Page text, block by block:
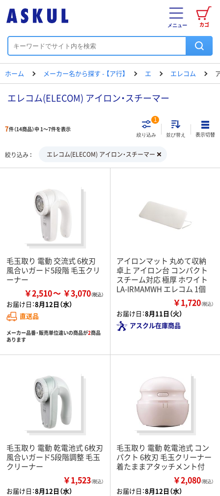
カゴ
メニュー
ホーム メーカー名から探す - 【ア行】 エ エレコム
エレコム(ELECOM) アイロン・スチーマー
7件（14商品）中 1～7件を表示
絞り込み
1
並び替え 表示切替
絞り込み エレコム(ELECOM) アイロン・スチーマー
毛玉取り 電動 交流式 6枚刃
風合いガード5段階 毛玉クリ
ーナー
￥2,510 ￥3,070
お届け日：8月12日（水）
直送品
メーカー品番・販売単位違いの商品が2商品
あります
アイロンマット 丸めて収納
卓上 アイロン台 コンパクト
スチーム対応 極厚 ホワイト
LA-IRMAMWH エレコム 1個
￥1,720（税込）
お届け日：8月11日（火）
アスクル在庫商品
毛玉取り 電動 乾電池式 6枚刃
風合いガード5段階調整 毛玉
クリーナー
￥1,523（税込）
お届け日：8月12日（水）
毛玉取り 電動 乾電池式 コン
パクト 6枚刃 毛玉クリーナー
着たままアタッチメント付
￥2,080（税込）
お届け日：8月12日（水）